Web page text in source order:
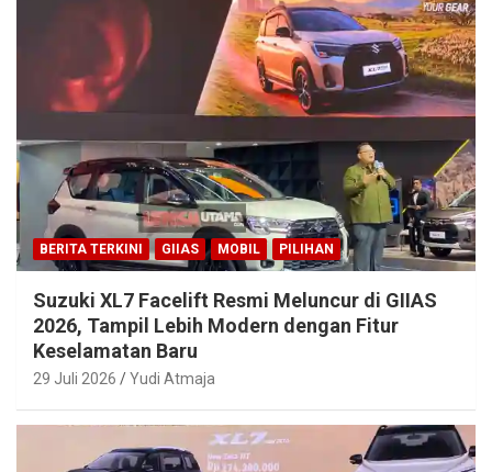
BERITA TERKINI GIIAS MOBIL PILIHAN
Suzuki XL7 Facelift Resmi Meluncur di GIIAS
2026, Tampil Lebih Modern dengan Fitur
Keselamatan Baru
29 Juli 2026 Yudi Atmaja